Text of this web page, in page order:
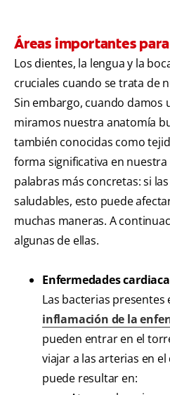
Áreas importantes
Los dientes, la lengua y la
cruciales cuando se trata de
Sin embargo, cuando damos
miramos nuestra anatomía
también conocidas como
forma significativa en nuestra
palabras más concretas: si
saludables, esto puede
muchas maneras. A
algunas de ellas.
Enfermedades
Las bacterias presentes
inflamación de la
pueden entrar en el
viajar a las arterias en
puede resultar en: